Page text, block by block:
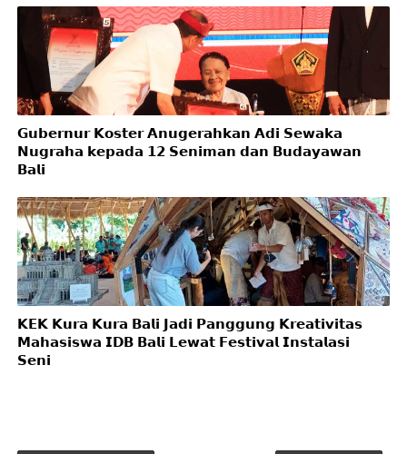
𝗚𝘂𝗯𝗲𝗿𝗻𝘂𝗿 𝗞𝗼𝘀𝘁𝗲𝗿 𝗔𝗻𝘂𝗴𝗲𝗿𝗮𝗵𝗸𝗮𝗻 𝗔𝗱𝗶 𝗦𝗲𝘄𝗮𝗸𝗮
𝗡𝘂𝗴𝗿𝗮𝗵𝗮 𝗸𝗲𝗽𝗮𝗱𝗮 𝟭𝟮 𝗦𝗲𝗻𝗶𝗺𝗮𝗻 𝗱𝗮𝗻 𝗕𝘂𝗱𝗮𝘆𝗮𝘄𝗮𝗻
𝗕𝗮𝗹𝗶
𝗞𝗘𝗞 𝗞𝘂𝗿𝗮 𝗞𝘂𝗿𝗮 𝗕𝗮𝗹𝗶 𝗝𝗮𝗱𝗶 𝗣𝗮𝗻𝗴𝗴𝘂𝗻𝗴 𝗞𝗿𝗲𝗮𝘁𝗶𝘃𝗶𝘁𝗮𝘀
𝗠𝗮𝗵𝗮𝘀𝗶𝘀𝘄𝗮 𝗜𝗗𝗕 𝗕𝗮𝗹𝗶 𝗟𝗲𝘄𝗮𝘁 𝗙𝗲𝘀𝘁𝗶𝘃𝗮𝗹 𝗜𝗻𝘀𝘁𝗮𝗹𝗮𝘀𝗶
𝗦𝗲𝗻𝗶